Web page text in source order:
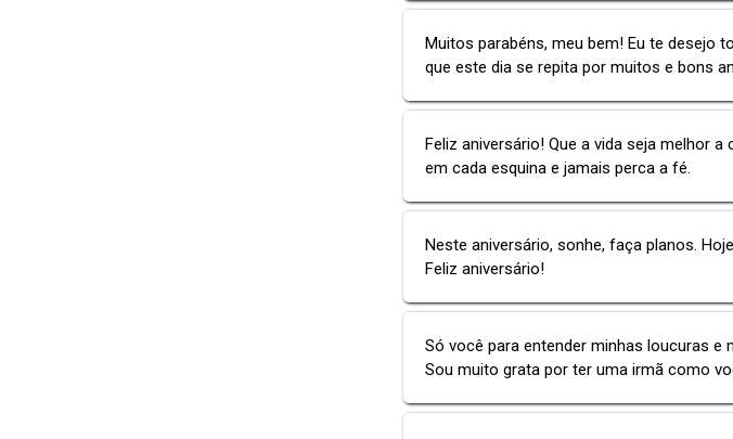
Muitos parabéns, meu bem! Eu te desejo
que este dia se repita por muitos e bons
Feliz aniversário! Que a vida seja melhor
em cada esquina e jamais perca a fé.
Neste aniversário, sonhe, faça planos.
Feliz aniversário!
Só você para entender minhas loucuras e
Sou muito grata por ter uma irmã como